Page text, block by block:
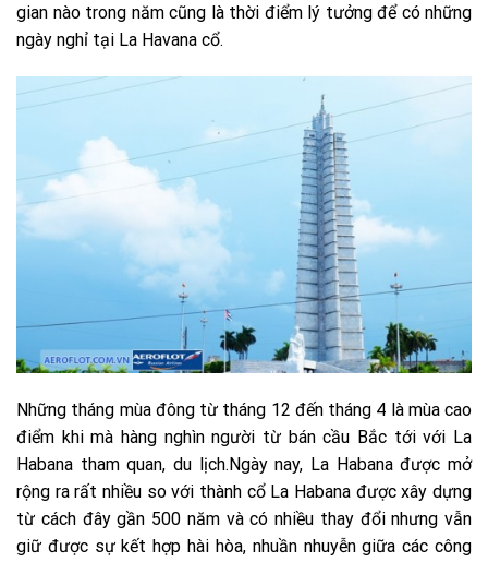
gian nào trong năm cũng là thời điểm lý tưởng để có những
ngày nghỉ tại La Havana cổ.
Những tháng mùa đông từ tháng 12 đến tháng 4 là mùa cao
điểm khi mà hàng nghìn người từ bán cầu Bắc tới với La
Habana tham quan, du lịch.Ngày nay, La Habana được mở
rộng ra rất nhiều so với thành cổ La Habana được xây dựng
từ cách đây gần 500 năm và có nhiều thay đổi nhưng vẫn
giữ được sự kết hợp hài hòa, nhuần nhuyễn giữa các công